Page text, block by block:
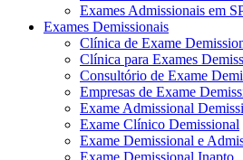
Exames Admissionais em
Exames Demissionais
Clínica de Exame
Clínica para Exames
Consultório de Exame
Empresas de Exame
Exame Admissional
Exame Clínico Demissional
Exame Demissional e
Exame Demissional Inapto